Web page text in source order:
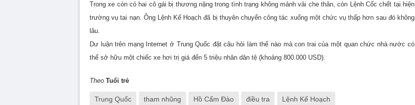
Trong xe còn có hai cô gái bị thương nặng trong tình trạng không mảnh vải che thân, còn Lệnh Cốc chết tại hiện
trường vụ tai nạn. Ông Lệnh Kế Hoạch đã bị thuyên chuyển công tác xuống một chức vụ thấp hơn sau đó không
lâu.
Dư luận trên mạng Internet ở Trung Quốc đặt câu hỏi làm thế nào mà con trai của một quan chức nhà nước có
thể sở hữu một chiếc xe hơi trị giá đến 5 triệu nhân dân tệ (khoảng 800.000 USD).
Theo Tuổi trẻ
Trung Quốc tham nhũng Hồ Cẩm Đào điều tra Lệnh Kế Hoạch